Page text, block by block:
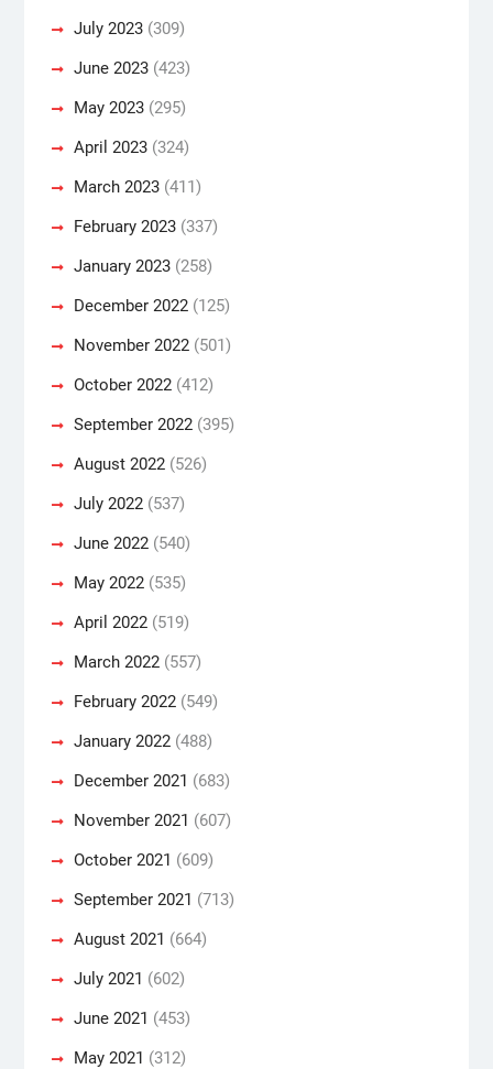
July 2023(309)
June 2023(423)
May 2023(295)
April 2023(324)
March 2023(411)
February 2023(337)
January 2023(258)
December 2022(125)
November 2022(501)
October 2022(412)
September 2022(395)
August 2022(526)
July 2022(537)
June 2022(540)
May 2022(535)
April 2022(519)
March 2022(557)
February 2022(549)
January 2022(488)
December 2021 (683)
November 2021 (607)
October 2021 (609)
September 2021 (713)
August 2021 (664)
July 2021 (602)
June 2021 (453)
May 2021 (312)